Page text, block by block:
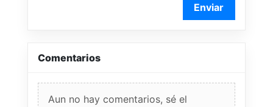
Enviar
Comentarios
Aun no hay comentarios, sé el